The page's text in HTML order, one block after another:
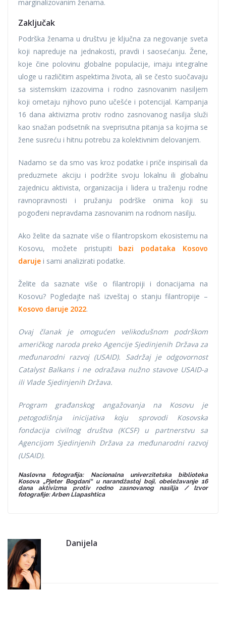
marginalizovanim ženama.
Zaključak
Podrška ženama u društvu je ključna za negovanje sveta
koji napreduje na jednakosti, pravdi i saosećanju. Žene,
koje čine polovinu globalne populacije, imaju integralne
uloge u različitim aspektima života, ali se često suočavaju
sa sistemskim izazovima i rodno zasnovanim nasiljem
koji ometaju njihovo puno učešće i potencijal. Kampanja
16 dana aktivizma protiv rodno zasnovanog nasilja služi
kao snažan podsetnik na sveprisutna pitanja sa kojima se
žene susreću i hitnu potrebu za kolektivnim delovanjem.
Nadamo se da smo vas kroz podatke i priče inspirisali da
preduzmete akciju i podržite svoju lokalnu ili globalnu
zajednicu aktivista, organizacija i lidera u traženju rodne
ravnopravnosti i pružanju podrške onima koji su
pogođeni nepravdama zasnovanim na rodnom nasilju.
Ako želite da saznate više o filantropskom ekosistemu na
Kosovu, možete pristupiti bazi podataka Kosovo
daruje i sami analizirati podatke.
Želite da saznate više o filantropiji i donacijama na
Kosovu? Pogledajte naš izveštaj o stanju filantropije –
Kosovo daruje 2022.
Ovaj članak je omogućen velikodušnom podrškom
američkog naroda preko Agencije Sjedinjenih Država za
međunarodni razvoj (USAID). Sadržaj je odgovornost
Catalyst Balkans i ne odražava nužno stavove USAID-a
ili Vlade Sjedinjenih Država.
Program građanskog angažovanja na Kosovu je
petogodišnja inicijativa koju sprovodi Kosovska
fondacija civilnog društva (KCSF) u partnerstvu sa
Agencijom Sjedinjenih Država za međunarodni razvoj
(USAID).
Naslovna fotografija: Nacionalna univerzitetska biblioteka
Kosova „Pjeter Bogdani“ u narandžastoj boji, obeležavanje 16
dana aktivizma protiv rodno zasnovanog nasilja / Izvor
fotografije: Arben Llapashtica
Danijela